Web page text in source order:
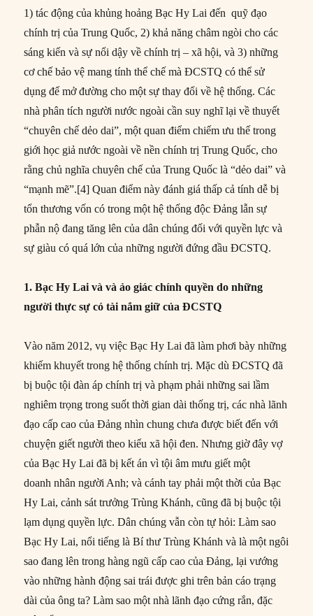
1) tác động của khủng hoảng Bạc Hy Lai đến quỹ đạo
chính trị của Trung Quốc, 2) khả năng châm ngòi cho các
sáng kiến và sự nổi dậy về chính trị – xã hội, và 3) những
cơ chế bảo vệ mang tính thể chế mà ĐCSTQ có thể sử
dụng để mở đường cho một sự thay đổi về hệ thống. Các
nhà phân tích người nước ngoài cần suy nghĩ lại về thuyết
“chuyên chế dẻo dai”, một quan điểm chiếm ưu thế trong
giới học giả nước ngoài về nền chính trị Trung Quốc, cho
rằng chủ nghĩa chuyên chế của Trung Quốc là “dẻo dai” và
“mạnh mẽ”.[4] Quan điểm này đánh giá thấp cả tính dễ bị
tổn thương vốn có trong một hệ thống độc Đảng lẫn sự
phẫn nộ đang tăng lên của dân chúng đối với quyền lực và
sự giàu có quá lớn của những người đứng đầu ĐCSTQ.
1. Bạc Hy Lai và và ảo giác chính quyền do những
người thực sự có tài nắm giữ của ĐCSTQ
Vào năm 2012, vụ việc Bạc Hy Lai đã làm phơi bày những
khiếm khuyết trong hệ thống chính trị. Mặc dù ĐCSTQ đã
bị buộc tội đàn áp chính trị và phạm phải những sai lầm
nghiêm trọng trong suốt thời gian dài thống trị, các nhà lãnh
đạo cấp cao của Đảng nhìn chung chưa được biết đến với
chuyện giết người theo kiểu xã hội đen. Nhưng giờ đây vợ
của Bạc Hy Lai đã bị kết án vì tội âm mưu giết một
doanh nhân người Anh; và cánh tay phải một thời của Bạc
Hy Lai, cảnh sát trưởng Trùng Khánh, cũng đã bị buộc tội
lạm dụng quyền lực. Dân chúng vẫn còn tự hỏi: Làm sao
Bạc Hy Lai, nổi tiếng là Bí thư Trùng Khánh và là một ngôi
sao đang lên trong hàng ngũ cấp cao của Đảng, lại vướng
vào những hành động sai trái được ghi trên bản cáo trạng
dài của ông ta? Làm sao một nhà lãnh đạo cứng rắn, đặc